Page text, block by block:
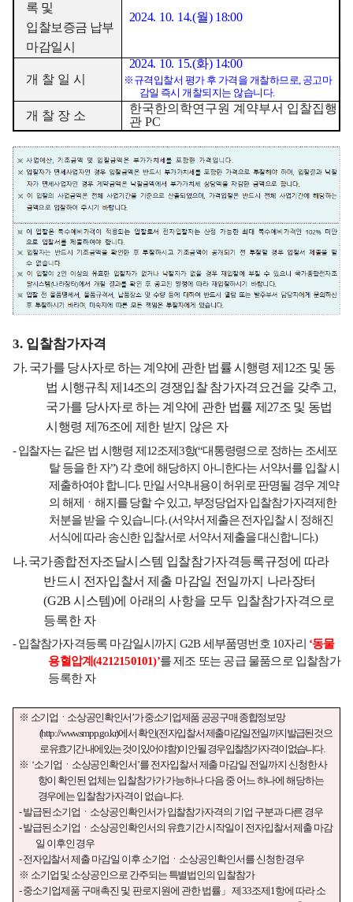
록 및
입찰보증금 납부
마감일시
2024. 10. 14.(월) 18:00
개 찰 일 시
2024. 10. 15.(화) 14:00
※ 규격입찰서 평가 후 가격을 개찰하므로 공고마
감일 즉시 개찰되지는 않습니다.
개 찰 장 소
한국한의학연구원 계약부서 입찰집행
관 PC
3. 입찰참가자격
가. 국가를 당사자로 하는 계약에 관한 법률 시행령 제 12조 및 동
법 시행규칙 제 14조의 경쟁입찰 참가자격요건을 갖추고,
국가를 당사자로 하는 계약에 관한 법률 제27조 및 동법
시행령 제 76조에 제한 받지 않은 자
-입찰자는 같은 법 시행령 제 12조제 3항(“대통령령으로 정하는 조세포
탈 등을 한 자”) 각 호에 해당하지 아니한다는 서약서를 입찰 시
제출하여야 합니다. 만일 서약내용이 허위로 판명될 경우 계약
의 해제ㆍ해지를 당할 수 있고, 부정당업자 입찰참가자격제한
처분을 받을 수 있습니다. (서약서 제출은 전자입찰 시 정해진
서식에 따라 송신한 입찰서로 서약서 제출을 대신합니다.)
나.국가종합전자조달시스템 입찰참가자격등록규정에 따라
반드시 전자입찰서 제출 마감일 전일까지 나라장터
(G2B시스템)에 아래의 사항을 모두 입찰참가자격으로
등록한 자
-입찰참가자격등록 마감일시까지 G2B세부품명번호 10자리 ‘동물
용혈압계(4212150101)’를 제조 또는 공급 물품으로 입찰참가
등록한 자
※ 소기업ㆍ소상공인확인서 ’가 중소기업제품 공공구매 종합정보망
(http://www.smpp.go.kr)에서 확인(전자입찰서제출마감일 전일까지 발급된 것으
로 유효기간 내에 있는 것이 있어야 함)이 안 될 경우 입찰참가자격이 없습니다.
※ ‘소기업ㆍ소상공인확인서 ’를 전자입찰서 제출 마감일 전일까지 신청한 사
항이 확인된 업체는 입찰참가가 가능하나 다음 중 어느 하나에 해당하는
경우에는 입찰참가자격이 없습니다.
-발급된 소기업ㆍ소상공인확인서가 입찰참가자격의 기업 구분과 다른 경우
-발급된 소기업ㆍ소상공인확인서의 유효기간 시작일이 전자입찰서 제출 마감
일 이후인 경우
-전자입찰서 제출 마감일 이후 소기업ㆍ소상공인확인서를 신청한 경우
※ 소기업 및 소상공인으로 간주되는 특별법인의 입찰참가
-중소기업제품 구매촉진 및 판로지원에 관한 법률 」제 33조제 1항에 따라 소